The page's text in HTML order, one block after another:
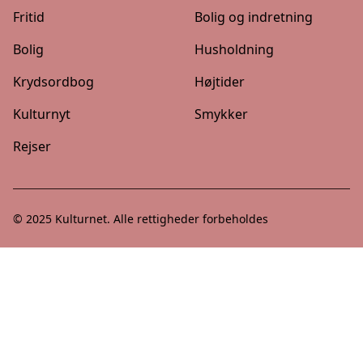
Fritid
Bolig
Krydsordbog
Kulturnyt
Rejser
Bolig og indretning
Husholdning
Højtider
Smykker
© 2025 Kulturnet. Alle rettigheder forbeholdes